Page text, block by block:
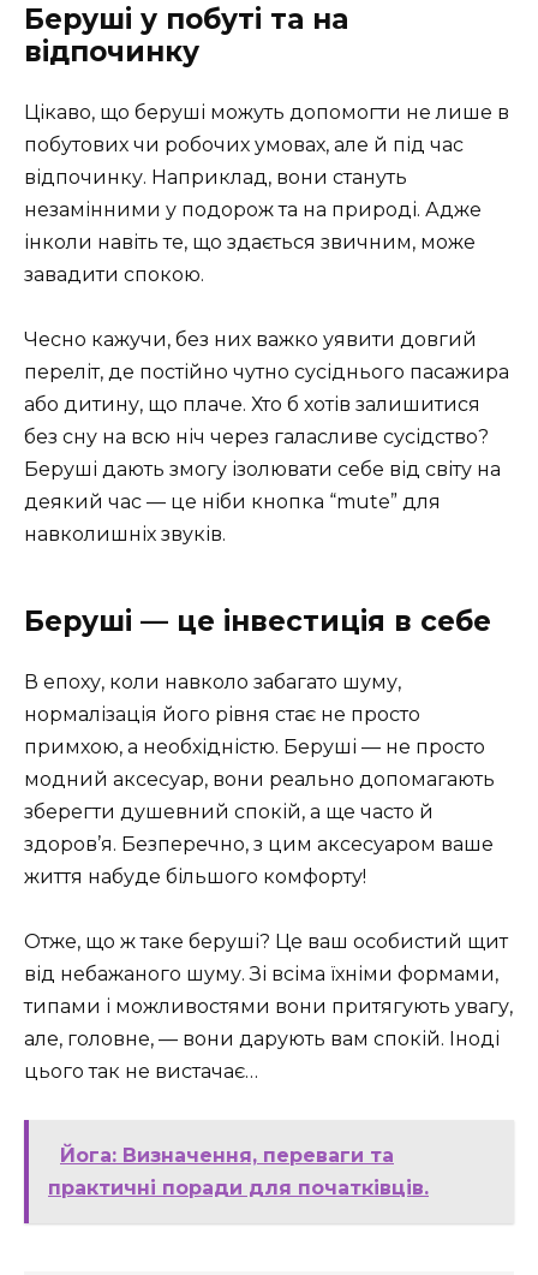
Беруші у побуті та на
відпочинку
Цікаво, що беруші можуть допомогти не лише в
побутових чи робочих умовах, але й під час
відпочинку. Наприклад, вони стануть
незамінними у подорож та на природі. Адже
інколи навіть те, що здається звичним, може
завадити спокою.
Чесно кажучи, без них важко уявити довгий
переліт, де постійно чутно сусіднього пасажира
або дитину, що плаче. Хто б хотів залишитися
без сну на всю ніч через галасливе сусідство?
Беруші дають змогу ізолювати себе від світу на
деякий час — це ніби кнопка “mute” для
навколишніх звуків.
Беруші — це інвестиція в себе
В епоху, коли навколо забагато шуму,
нормалізація його рівня стає не просто
примхою, а необхідністю. Беруші — не просто
модний аксесуар, вони реально допомагають
зберегти душевний спокій, а ще часто й
здоров’я. Безперечно, з цим аксесуаром ваше
життя набуде більшого комфорту!
Отже, що ж таке беруші? Це ваш особистий щит
від небажаного шуму. Зі всіма їхніми формами,
типами і можливостями вони притягують увагу,
але, головне, — вони дарують вам спокій. Іноді
цього так не вистачає…
Йога: Визначення, переваги та
практичні поради для початківців.